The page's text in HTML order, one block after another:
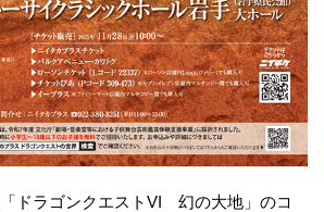
ドラゴンクエストVI 幻の大地」のコ